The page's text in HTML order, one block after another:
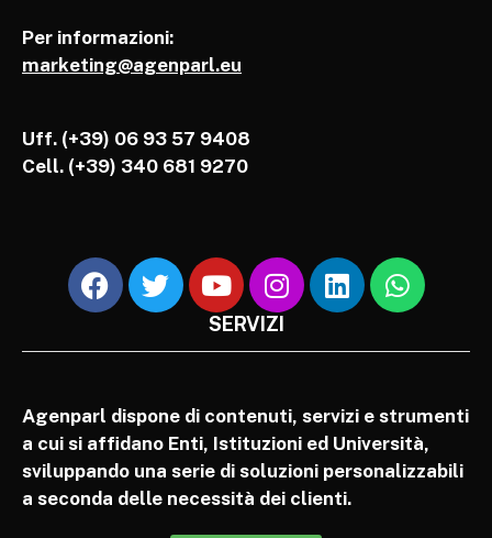
Per informazioni:
marketing@agenparl.eu
Uff. (+39) 06 93 57 9408
Cell. (+39) 340 681 9270
SERVIZI
Agenparl dispone di contenuti, servizi e strumenti
a cui si affidano Enti, Istituzioni ed Università,
sviluppando una serie di soluzioni personalizzabili
a seconda delle necessità dei clienti.